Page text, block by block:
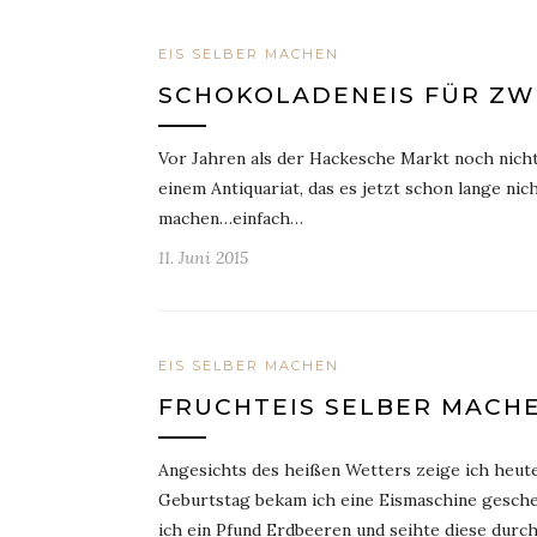
EIS SELBER MACHEN
SCHOKOLADENEIS FÜR
Vor Jahren als der Hackesche Markt noch
einem Antiquariat, das es jetzt schon lange
machen…einfach…
11. Juni 2015
EIS SELBER MACHEN
FRUCHTEIS SELBER
Angesichts des heißen Wetters zeige ich
Geburtstag bekam ich eine Eismaschine
ich ein Pfund Erdbeeren und seihte diese